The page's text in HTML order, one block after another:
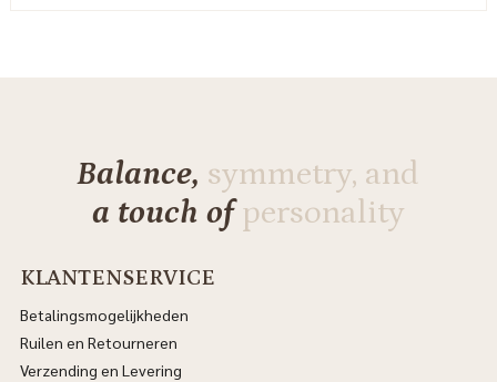
Balance, symmetry, and
a touch ofpersonality
KLANTENSERVICE
Betalingsmogelijkheden
Ruilen en Retourneren
Verzending en Levering